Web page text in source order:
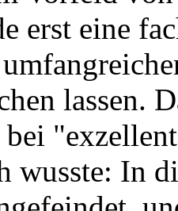
erst eine
lassen.
wusste: In